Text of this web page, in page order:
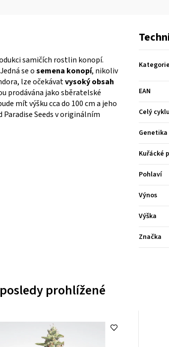
samičích rostlin konopí.
se osemena konopí, nikoliv
lze očekávatvysoký obsah
prodávána jako sběratelské
mít výšku cca do 100 cm a jeho
Seeds v originálním
Kategorie
EAN
Celý
Genetika
Kuřácké
Pohlaví
Výnos
Výška
Značka
prohlížené